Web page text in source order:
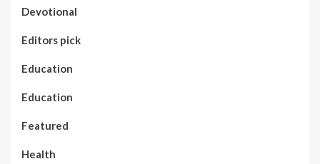
Devotional
Editors pick
Education
Education
Featured
Health